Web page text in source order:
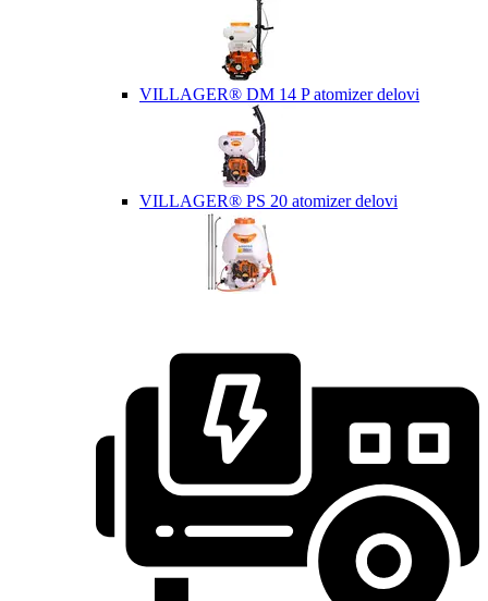
VILLAGER® DM 14 P atomizer delovi
VILLAGER® PS 20 atomizer delovi